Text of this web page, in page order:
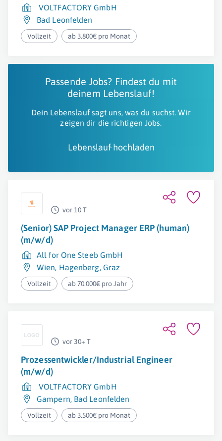
VOLTFACTORY GmbH
Bad Leonfelden
Vollzeit ab 3.800€ pro Monat
Passende Jobs? Findest du mit
deinem Lebenslauf!
Dein Lebenslauf sagt uns, was du suchst. Wir
zeigen dir die richtigen Jobs.
Lebenslauf hochladen
vor 10 T
(Senior) SAP Project Manager ERP (human)
(m/w/d)
All for One Steeb GmbH
Wien, Hagenberg, Graz
Vollzeit ab 70.000€ pro Jahr
vor 30+ T
Prozessentwickler/Industrial Engineer
(m/w/d)
VOLTFACTORY GmbH
Gampern, Bad Leonfelden
Vollzeit ab 3.500€ pro Monat